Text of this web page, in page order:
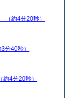
（約4分20秒）
3分40秒）
（約4分20秒）